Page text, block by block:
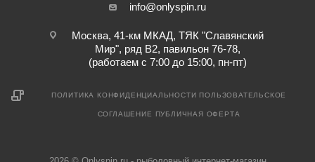
info@onlyspin.ru
Москва, 41-км МКАД, ТЯК "Славянский
Мир", ряд В2, павильон 76-78,
(работаем с 7:00 до 15:00, пн-пт)
ПОЛИТИКА КОНФИДЕНЦИАЛЬНОСТИ ПОЛЬЗОВАТЕЛЬСКОЕ
СОГЛАШЕНИЕ ПУБЛИЧНАЯ ОФЕРТА